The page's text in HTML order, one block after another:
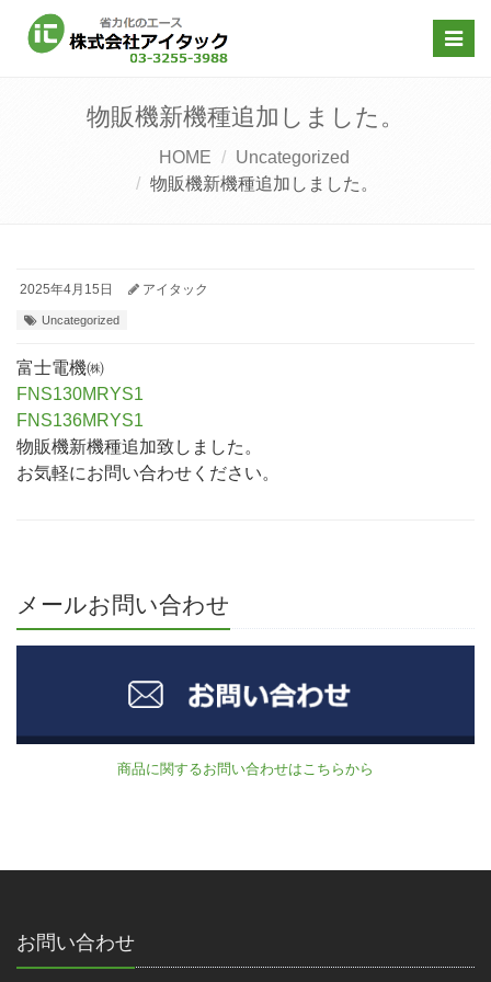
物販機新機種追加しました。
HOME
Uncategorized
物販機新機種追加しました。
2025年4月15日 アイタック
Uncategorized
富士電機㈱
FNS130MRYS1
FNS136MRYS1
物販機新機種追加致しました。
お気軽にお問い合わせください。
メールお問い合わせ
商品に関するお問い合わせはこちらから
お問い合わせ